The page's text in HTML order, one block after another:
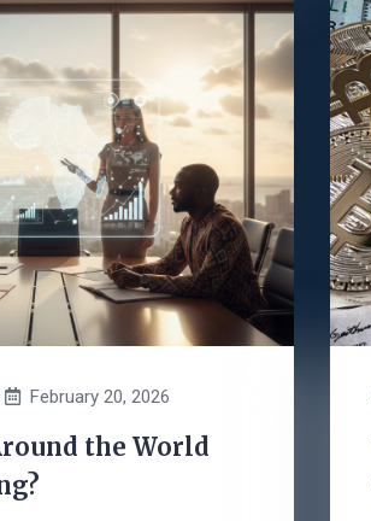
February 20, 2026
the World